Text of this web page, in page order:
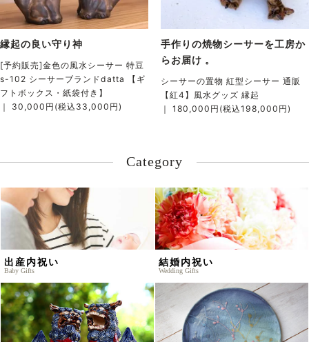
縁起の良い守り神
[予約販売]金色の風水シーサー 特豆
s-102 シーサーブランドdatta 【ギ
フトボックス・紙袋付き】
｜ 30,000円(税込33,000円)
手作りの焼物シーサーを工房か
らお届け 。
シーサーの置物 紅型シーサー 通販
【紅4】風水グッズ 縁起
｜ 180,000円(税込198,000円)
Category
出産内祝い
Baby Gifts
結婚内祝い
Wedding Gifts